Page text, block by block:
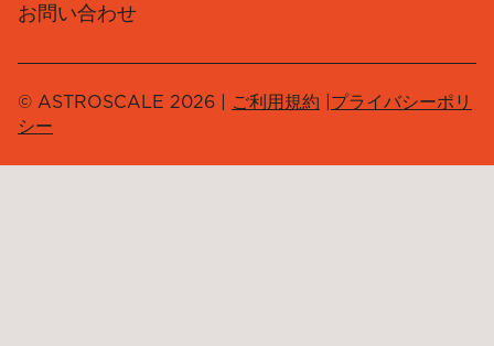
お問い合わせ
© ASTROSCALE 2026 | ご利用規約 |プライバシーポリ
シー